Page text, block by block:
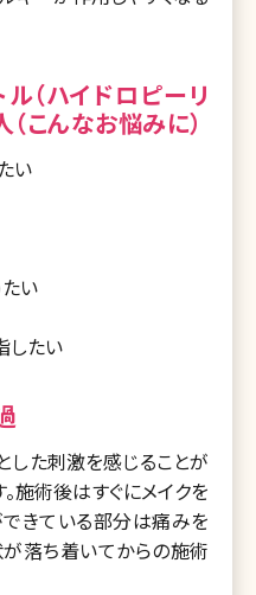
（ハイドロピーリ
こんなお悩みに）
い
い
したい
した刺激を感じることが
施術後はすぐにメイクを
きている部分は痛みを
落ち着いてからの施術